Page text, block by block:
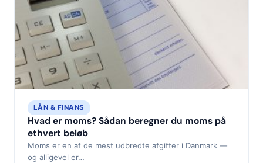
LÅN & FINANS
Hvad er moms? Sådan beregner du moms på
ethvert beløb
Moms er en af de mest udbredte afgifter i Danmark —
og alligevel er…